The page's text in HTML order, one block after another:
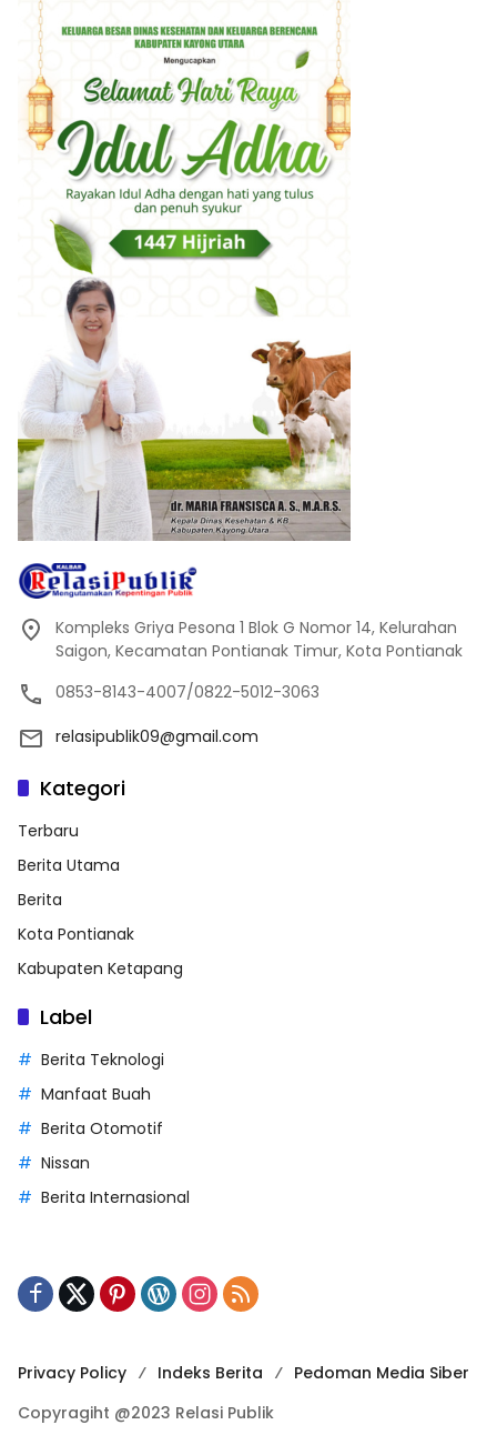
Kompleks Griya Pesona 1 Blok G Nomor 14, Kelurahan
Saigon, Kecamatan Pontianak Timur, Kota Pontianak
0853-8143-4007/0822-5012-3063
relasipublik09@gmail.com
Kategori
Terbaru
Berita Utama
Berita
Kota Pontianak
Kabupaten Ketapang
Label
Berita Teknologi
Manfaat Buah
Berita Otomotif
Nissan
Berita Internasional
Privacy Policy Indeks Berita
Pedoman Media Siber
Copyragiht @2023 Relasi Publik